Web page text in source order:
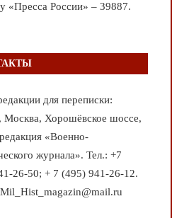
«Пресса России» – 39887.
для переписки:
Москва, Хорошёвское шоссе,
«Военно-
журнала». Тел.: +7
26-50; + 7 (495) 941-26-12.